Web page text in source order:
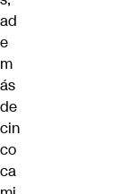
ad
e
m
ás
de
cin
co
ca